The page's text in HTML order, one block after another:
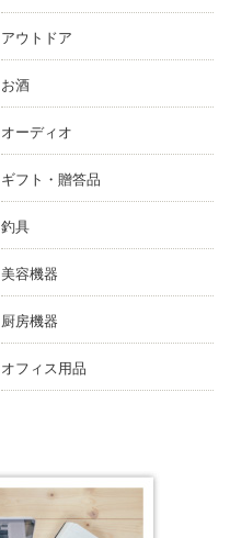
アウトドア
お酒
オーディオ
ギフト・贈答品
釣具
美容機器
厨房機器
オフィス用品